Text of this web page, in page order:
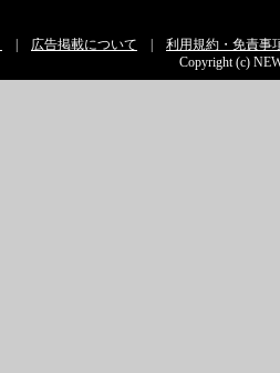
広告掲載について
利用規約・免責事
Copyright (c)